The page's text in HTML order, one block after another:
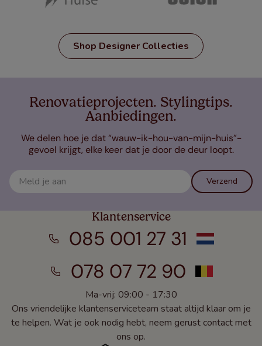
Shop Designer Collecties
Renovatieprojecten. Stylingtips.
Aanbiedingen.
We delen hoe je dat “wauw-ik-hou-van-mijn-huis”-
gevoel krijgt, elke keer dat je door de deur loopt.
Verzend
Klantenservice
085 001 27 31
078 07 72 90
Ma-vrij: 09:00 - 17:30
Ons vriendelijke klantenserviceteam staat altijd klaar om je
te helpen. Wat je ook nodig hebt, neem gerust contact met
ons op.